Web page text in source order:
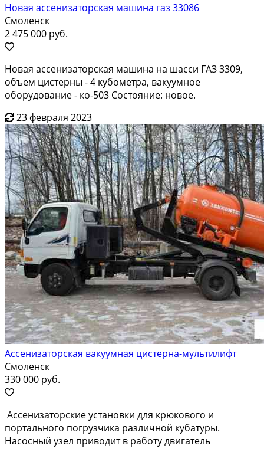
Новая ассенизаторская машина газ 33086
Смоленск
2 475 000 руб.
Новая ассенизаторская машина на шасси ГАЗ 3309,
объем цистерны - 4 кубометра, вакуумное
оборудование - ко-503 Состояние: новое.
23 февраля 2023
Ассенизаторская вакуумная цистерна-мультилифт
Смоленск
330 000 руб.
Ассенизаторские установки для крюкового и
портального погрузчика различной кубатуры.
Насосный узел приводит в работу двигатель